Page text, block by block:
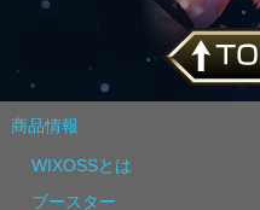
商品情報
WIXOSSとは
ブースター